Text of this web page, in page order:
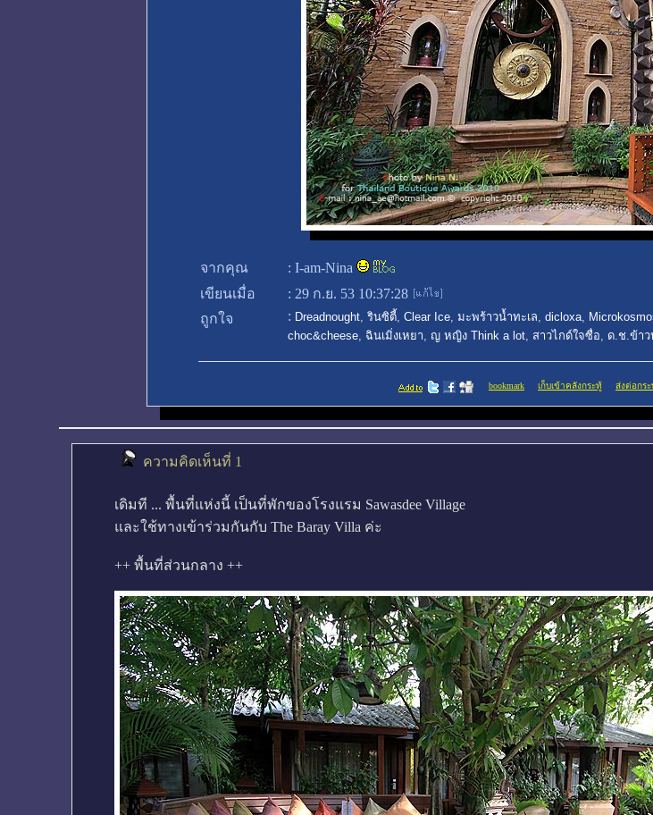
จากคุณ : I-am-Nina
เขียนเมื่อ
: 29 ก.ย. 53 10:37:28
ถูกใจ
: Dreadnought, รินซิตี้, Clear Ice, มะพร้าวน้ำทะเล, dicloxa,
choc&cheese, ฉินเมิ่งเหยา, ญ หญิง Think a lot, สาวไกด์ใจซื่อ, ด.ช.ข้า
bookmark เก็บเข้าคลังกระทู้ ส่งต่อกร
ความคิดเห็นที่ 1
เดิมที ... พื้นที่แห่งนี้ เป็นที่พักของโรงแรม Sawasdee Village
และใช้ทางเข้าร่วมกันกับ The Baray Villa ค่ะ
++ พื้นที่ส่วนกลาง ++